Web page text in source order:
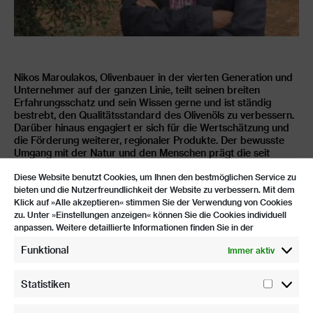
Diese Website benutzt Cookies, um Ihnen den bestmöglichen Service zu
bieten und die Nutzerfreundlichkeit der Website zu verbessern. Mit dem
Klick auf »Alle akzeptieren« stimmen Sie der Verwendung von Cookies
zu. Unter »Einstellungen anzeigen« können Sie die Cookies individuell
anpassen. Weitere detaillierte Informationen finden Sie in der
Funktional Immer aktiv
Statistiken
Nikos Maroulakos, Olivenbauer in der vierten Generation und
Unternehmer auf der ganzen Linie, teilt seinen breiten
Erfahrungsschatz und sein Wissen gerne und ist ständig
bestrebt, den Qualitätsstandard des Olivenöls zu verbessern.
Darüber hinaus engagiert er sich für die Wertschätzung und
die Förderung weiterer, regionaler Produkte. Der bewusste
Umgang mit der Natur und den Menschen prägt die seit
Maroulakos: Mit ihm haben wir einen starken Partner und die
Möglichkeit, Kleinbauern aus der Region miteinzubeziehen
und unterstützen zu können.
AGIOS NIKOLAOS, GRIECHENLAND